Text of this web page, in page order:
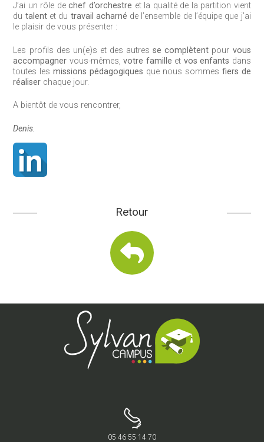
J’ai un rôle dechef d’orchestre et la qualité de la partition vient
du talentet du travail acharné de l’ensemble de l’équipe que j’ai
le plaisir de vous présenter :
Les profils des un(e)s et des autres se complètent pour vous
accompagner vous-mêmes,votre famille et vos enfants dans
toutes lesmissions pédagogiques que nous sommes fiers de
réaliser chaque jour.
A bientôt de vous rencontrer,
Denis.
Retour
05 46 55 14 70